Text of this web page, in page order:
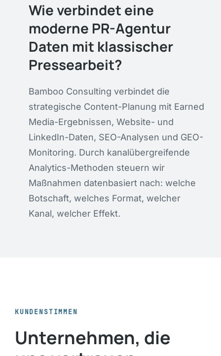
Wie verbindet eine
moderne PR-Agentur
Daten mit klassischer
Pressearbeit?
Bamboo Consulting verbindet die
strategische Content-Planung mit Earned
Media-Ergebnissen, Website- und
LinkedIn-Daten, SEO-Analysen und GEO-
Monitoring. Durch kanalübergreifende
Analytics-Methoden steuern wir
Maßnahmen datenbasiert nach: welche
Botschaft, welches Format, welcher
Kanal, welcher Effekt.
KUNDENSTIMMEN
Unternehmen, die